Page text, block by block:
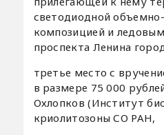
светодиодной
композицией и
проспекта Ленина
третье место с
в размере 75 000
Охлопков (Институт
криолитозоны СО РАН,